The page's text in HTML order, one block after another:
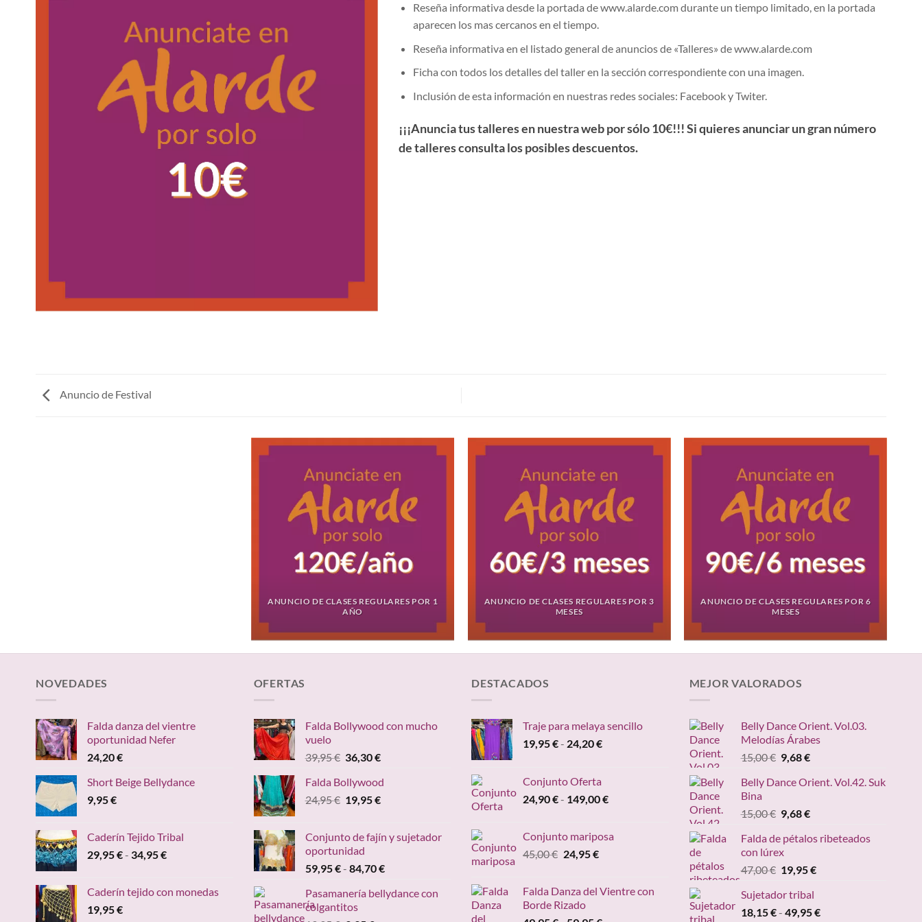
Reseña informativa desde la portada de www.alarde.com durante un tiempo limitado, en la portada
aparecen los mas cercanos en el tiempo.
Reseña informativa en el listado general de anuncios de «Talleres» de www.alarde.com
Ficha con todos los detalles del taller en la sección correspondiente con una imagen.
Inclusión de esta información en nuestras redes sociales: Facebook y Twiter.
¡¡¡Anuncia tus talleres en nuestra web por sólo 10€!!! Si quieres anunciar un gran número
de talleres consulta los posibles descuentos.
Anuncio de Festival
ANUNCIO DE CLASES REGULARES POR 1
AÑO
ANUNCIO DE CLASES REGULARES POR 3
MESES
ANUNCIO DE CLASES REGULARES POR 6
MESES
NOVEDADES
Falda danza del vientre
oportunidad Nefer
24,20€
Short Beige Bellydance
9,95€
Caderín Tejido Tribal
29,95€- 34,95€Rango
desde
Caderín tejido con monedas
19,95€
OFERTAS
Falda Bollywood con mucho
vuelo
39,95€ El
original
era:
36,30€El
actual
es:
Falda Bollywood
24,95€ El
era:
24,95 €.
19,95€El
es:
Conjunto de fajín y sujetador
oportunidad
59,95€- 84,70€Rango
precios:
Pasamanería bellydance con
colgantitos
DESTACADOS
Traje para melaya sencillo
19,95€- 24,20€Rango
19,95 €
Conjunto Oferta
24,90€- 149,00€Rango
desde
149,00 €
Conjunto mariposa
45,00€ El
era:
45,00 €.
24,95€El
es:
Falda Danza del Vientre con
Borde Rizado
MEJOR VALORADOS
Belly Dance Orient. Vol.03.
Melodías Árabes
15,00€ El
original
15,00 €.
9,68€El
actual
9,68 €.
Belly Dance Orient. Vol.42. Suk
Bina
15,00€ El
original
era:
15,00 €.
9,68€El
actual
9,68 €.
Falda de pétalos ribeteados
con lúrex
47,00€ El
original
era:
19,95€El
es:
Sujetador tribal
18,15€- 49,95€Rango